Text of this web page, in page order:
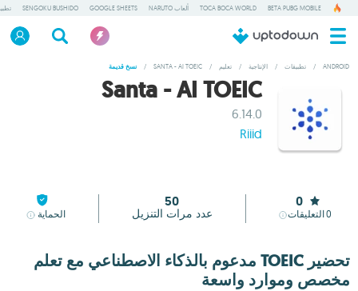
BETA PUBG MOBILE
TOCA BOCA WORLD ألعاب NARUTO GOOGLE SHEETS
SENGOKU BUSHIDO
ANDROID
/ تطبيقات / الإنتاجية / تعليم /
SANTA - AI TOEIC
/ نسخ قديمة
Santa - AI TOEIC
6.14.0
Riiid
0
0التعليقات
50
عدد مرات التنزيل الحماية
تحضير TOEIC مدعوم بالذكاء الاصطناعي مع تعلم
مخصص وموارد واسعة